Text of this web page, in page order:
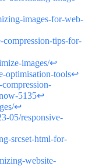
images-for-web-
tips-for-
images/↩
optimisation-tools↩
5135↩
↩
05/responsive-
srcset-html-for-
website-